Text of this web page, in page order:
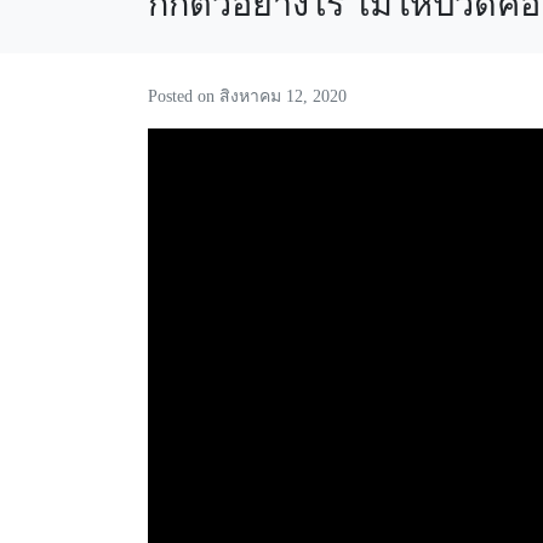
Posted on สิงหาคม 12, 2020